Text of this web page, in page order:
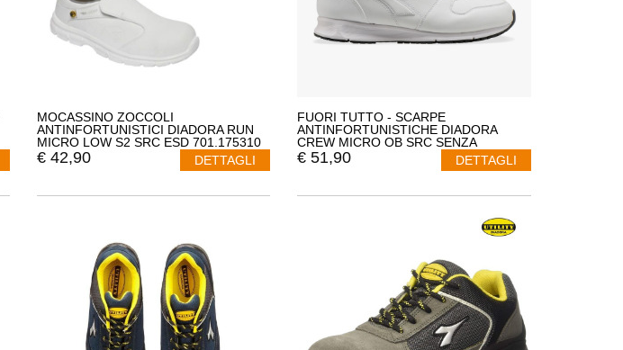
MOCASSINO ZOCCOLI
ANTINFORTUNISTICI DIADORA RUN
MICRO LOW S2 SRC ESD 701.175310
€ 42,90 DETTAGLI
FUORI TUTTO - SCARPE
ANTINFORTUNISTICHE DIADORA
CREW MICRO OB SRC SENZA
PUNTALE 701.176228 NUMERO 48
COLORE BIANCO
€ 51,90 DETTAGLI